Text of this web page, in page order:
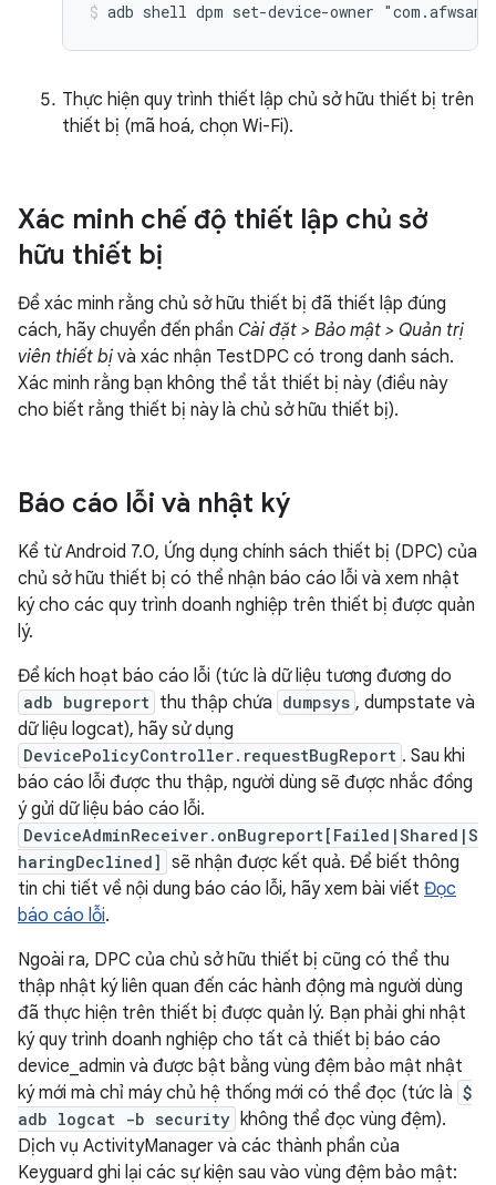
Thực hiện quy trình thiết lập chủ sở hữu thiết bị trên
thiết bị (mã hoá, chọn Wi-Fi).
Xác minh chế độ thiết lập chủ sở
hữu thiết bị
Để xác minh rằng chủ sở hữu thiết bị đã thiết lập đúng
cách, hãy chuyển đến phần Cài đặt > Bảo mật > Quản trị
viên thiết bị và xác nhận TestDPC có trong danh sách.
Xác minh rằng bạn không thể tắt thiết bị này (điều này
cho biết rằng thiết bị này là chủ sở hữu thiết bị).
Báo cáo lỗi và nhật ký
Kể từ Android 7.0, Ứng dụng chính sách thiết bị (DPC) của
chủ sở hữu thiết bị có thể nhận báo cáo lỗi và xem nhật
ký cho các quy trình doanh nghiệp trên thiết bị được quản
lý.
Để kích hoạt báo cáo lỗi (tức là dữ liệu tương đương do
adb bugreport thu thập chứa dumpsys , dumpstate và
dữ liệu logcat), hãy sử dụng
DevicePolicyController.requestBugReport . Sau khi
báo cáo lỗi được thu thập, người dùng sẽ được nhắc đồng
ý gửi dữ liệu báo cáo lỗi.
DeviceAdminReceiver.onBugreport[Failed|Shared|S
haringDeclined] sẽ nhận được kết quả. Để biết thông
tin chi tiết về nội dung báo cáo lỗi, hãy xem bài viết Đọc
báo cáo lỗi.
Ngoài ra, DPC của chủ sở hữu thiết bị cũng có thể thu
thập nhật ký liên quan đến các hành động mà người dùng
đã thực hiện trên thiết bị được quản lý. Bạn phải ghi nhật
ký quy trình doanh nghiệp cho tất cả thiết bị báo cáo
device_admin và được bật bằng vùng đệm bảo mật nhật
ký mới mà chỉ máy chủ hệ thống mới có thể đọc (tức là $
adb logcat -b security không thể đọc vùng đệm).
Dịch vụ ActivityManager và các thành phần của
Keyguard ghi lại các sự kiện sau vào vùng đệm bảo mật: